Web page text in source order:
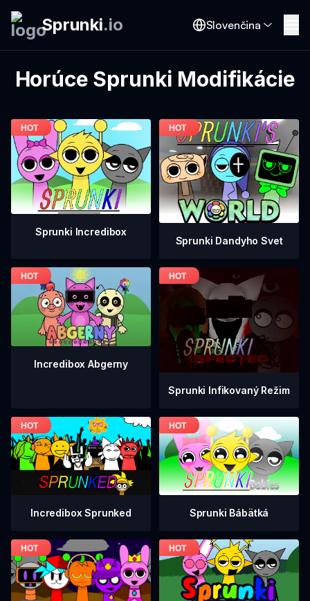
Sprunki.io Slovenčina
Horúce Sprunki Modifikácie
Sprunki Incredibox
Sprunki Dandyho Svet
Incredibox Abgerny
Sprunki Infikovaný Režim
Incredibox Sprunked Sprunki Bábätká